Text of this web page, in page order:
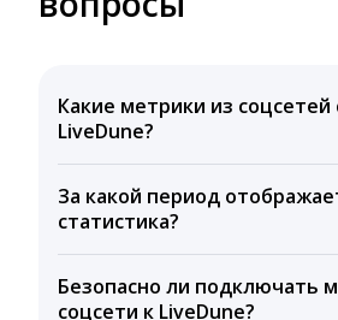
Какие метрики из соцсетей
LiveDune?
комментариев, кликов, репостов,
динамике числа подписчиков.
За какой период
статистика?
своим аккаунтам за 1 год при
бесплатного пробного периода
Безопасно ли подключать
соцсети к LiveDune?